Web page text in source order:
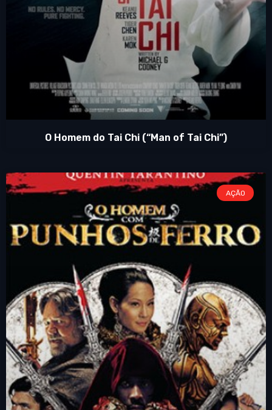
O Homem do Tai Chi (“Man of Tai Chi”)
AÇÃO